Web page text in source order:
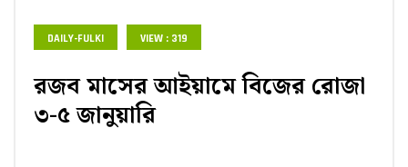
DAILY-FULKI VIEW : 319
রজব মাসের আইয়ামে বিজের রোজা
৩-৫ জানুয়ারি